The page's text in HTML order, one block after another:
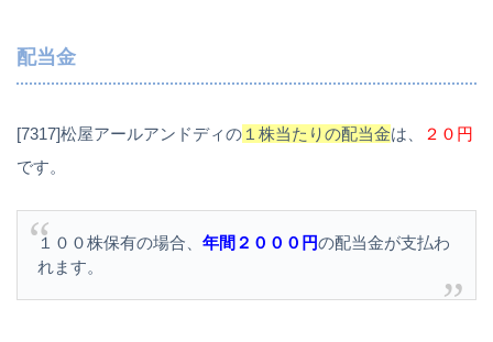
配当金
[7317]松屋アールアンドディの １株当たりの配当金は、
２０円
です。
１００株保有の場合、 年間２０００円の配当金が支払わ
れます。